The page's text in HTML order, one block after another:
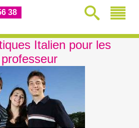
38
Italien pour les